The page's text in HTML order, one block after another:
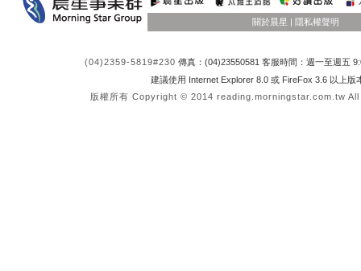
關於晨星 | 隱私權聲明
(04)2359-5819#230 傳真：(04)23550581 客服時間：週一至週五
建議使用 Internet Explorer 8.0 或 FireFox 3.6 以上版
版權所有 Copyright © 2014 reading.morningstar.com.tw